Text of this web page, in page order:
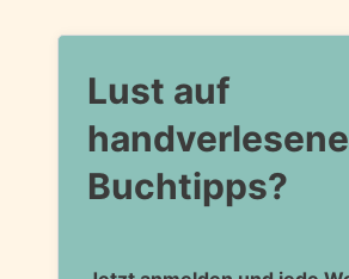
Lust auf
handverlesene
Buchtipps?